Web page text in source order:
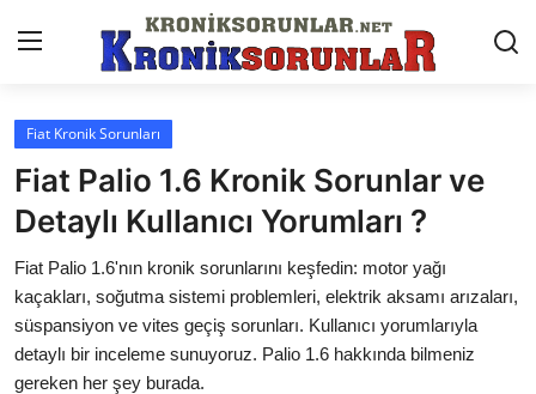
Anasayfa
Markalar
İletişim
Trafik & Cezalar
Sigorta & Kasko
Fiat Kronik Sorunları
Fiat Palio 1.6 Kronik Sorunlar ve
Detaylı Kullanıcı Yorumları ?
Fiat Palio 1.6'nın kronik sorunlarını keşfedin: motor yağı
kaçakları, soğutma sistemi problemleri, elektrik aksamı arızaları,
süspansiyon ve vites geçiş sorunları. Kullanıcı yorumlarıyla
detaylı bir inceleme sunuyoruz. Palio 1.6 hakkında bilmeniz
gereken her şey burada.